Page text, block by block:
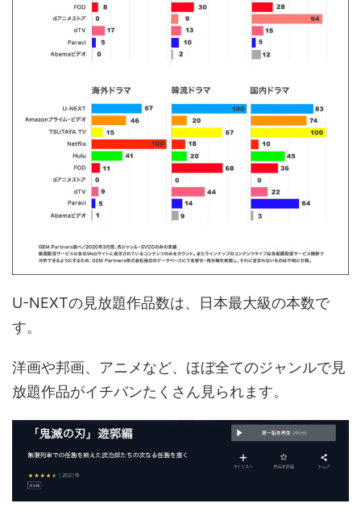
U-NEXTの見放題作品数は、日本最大級の本数で
す。
洋画や邦画、アニメなど、ほぼ全てのジャンルで見
放題作品がイチバンたくさん見られます。